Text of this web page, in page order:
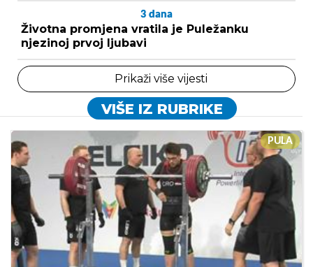
3 dana
Životna promjena vratila je Puležanku
njezinoj prvoj ljubavi
Prikaži više vijesti
VIŠE IZ RUBRIKE
PULA